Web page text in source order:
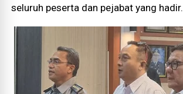
seluruh peserta dan pejabat yang hadir.